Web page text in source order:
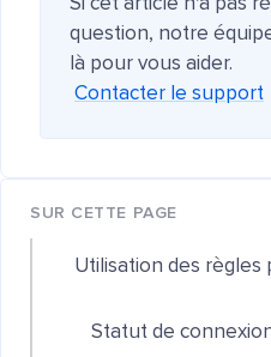
Si cet article n'a pas
question, notre
là pour vous aider.
Contacter le support
SUR CETTE PAGE
Utilisation des règles
Statut de